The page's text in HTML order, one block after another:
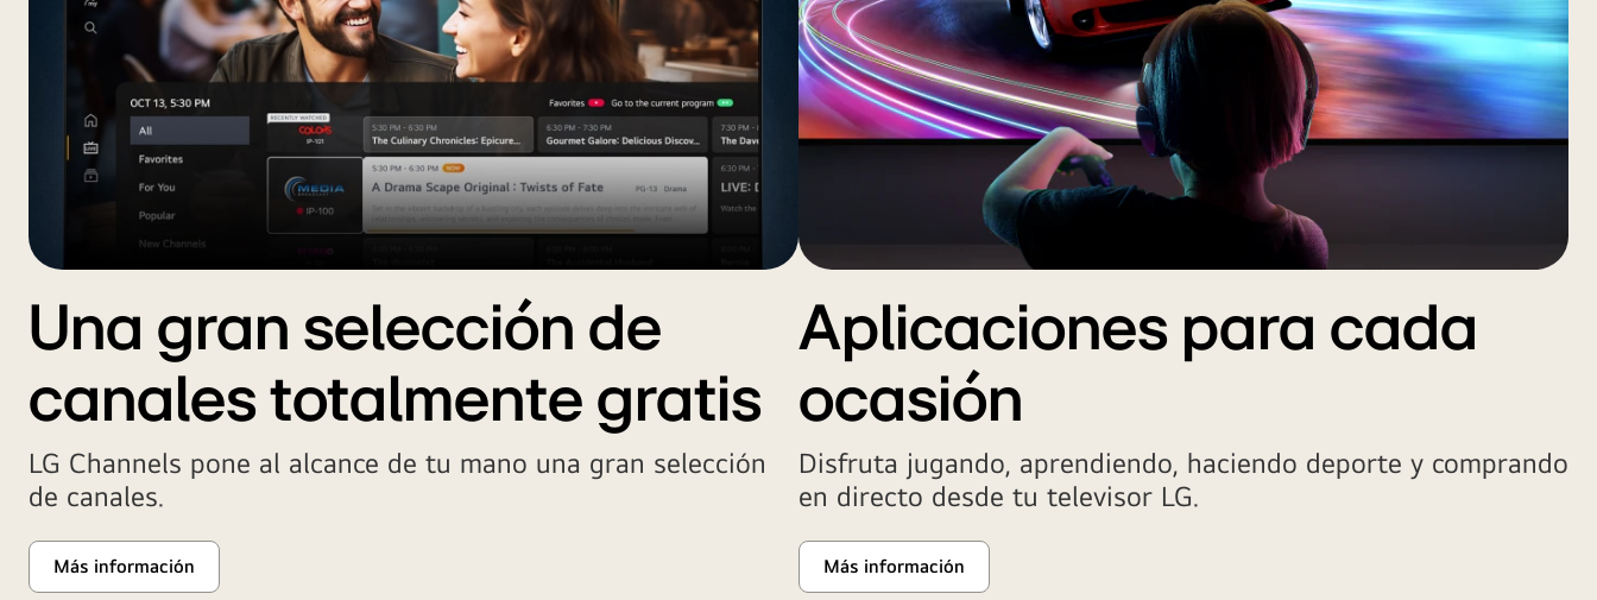
Una gran selección de
canales totalmente gratis
LG Channels pone al alcance de tu mano una gran selección
de canales.
Más información
Aplicaciones para cada
ocasión
Disfruta jugando, aprendiendo, haciendo deporte y comprando
en directo desde tu televisor LG.
Más información